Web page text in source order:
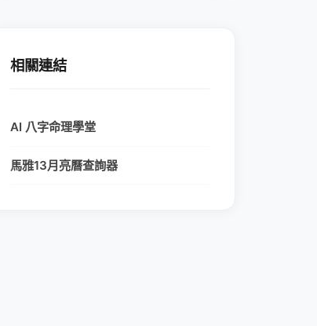
相關連結
AI 八字命理學堂
馬雅13月亮曆查詢器